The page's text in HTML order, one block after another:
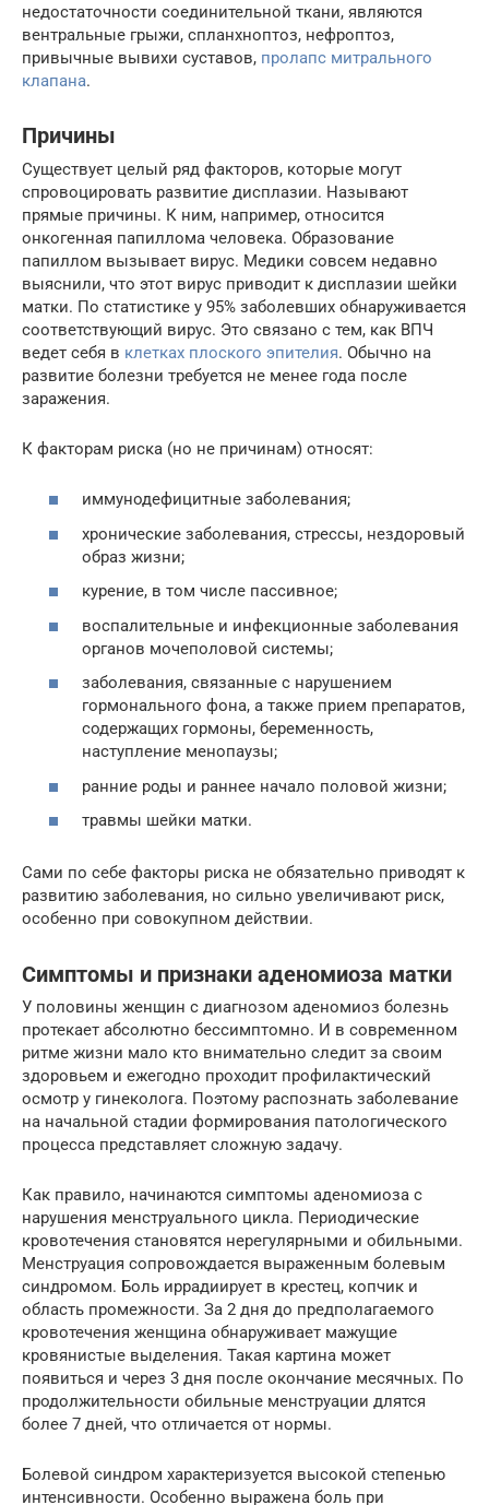
недостаточности соединительной ткани, являются
вентральные грыжи, спланхноптоз, нефроптоз,
привычные вывихи суставов, пролапс митрального
клапана.
Причины
Существует целый ряд факторов, которые могут
спровоцировать развитие дисплазии. Называют
прямые причины. К ним, например, относится
онкогенная папиллома человека. Образование
папиллом вызывает вирус. Медики совсем недавно
выяснили, что этот вирус приводит к дисплазии шейки
матки. По статистике у 95% заболевших обнаруживается
соответствующий вирус. Это связано с тем, как ВПЧ
ведет себя в клетках плоского эпителия. Обычно на
развитие болезни требуется не менее года после
заражения.
К факторам риска (но не причинам) относят:
иммунодефицитные заболевания;
хронические заболевания, стрессы, нездоровый
образ жизни;
курение, в том числе пассивное;
воспалительные и инфекционные заболевания
органов мочеполовой системы;
заболевания, связанные с нарушением
гормонального фона, а также прием препаратов,
содержащих гормоны, беременность,
наступление менопаузы;
ранние роды и раннее начало половой жизни;
травмы шейки матки.
Сами по себе факторы риска не обязательно приводят к
развитию заболевания, но сильно увеличивают риск,
особенно при совокупном действии.
Симптомы и признаки аденомиоза матки
У половины женщин с диагнозом аденомиоз болезнь
протекает абсолютно бессимптомно. И в современном
ритме жизни мало кто внимательно следит за своим
здоровьем и ежегодно проходит профилактический
осмотр у гинеколога. Поэтому распознать заболевание
на начальной стадии формирования патологического
процесса представляет сложную задачу.
Как правило, начинаются симптомы аденомиоза с
нарушения менструального цикла. Периодические
кровотечения становятся нерегулярными и обильными.
Менструация сопровождается выраженным болевым
синдромом. Боль иррадиирует в крестец, копчик и
область промежности. За 2 дня до предполагаемого
кровотечения женщина обнаруживает мажущие
кровянистые выделения. Такая картина может
появиться и через 3 дня после окончание месячных. По
продолжительности обильные менструации длятся
более 7 дней, что отличается от нормы.
Болевой синдром характеризуется высокой степенью
интенсивности. Особенно выражена боль при